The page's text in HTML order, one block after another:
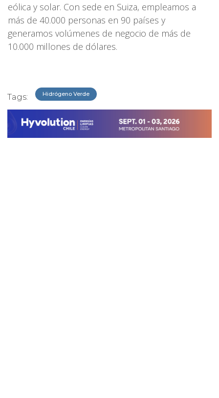
eólica y solar. Con sede en Suiza, empleamos a
más de 40.000 personas en 90 países y
generamos volúmenes de negocio de más de
10.000 millones de dólares.
Tags: Hidrógeno Verde